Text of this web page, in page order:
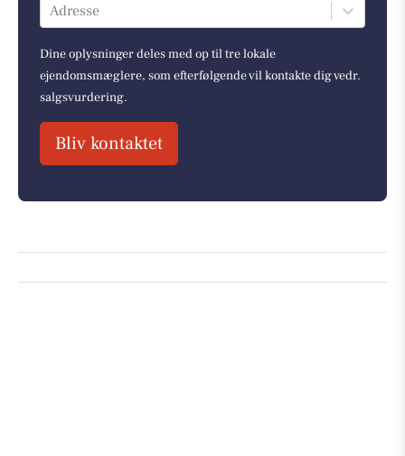
Adresse
Dine oplysninger deles med op til tre lokale
ejendomsmæglere, som efterfølgende vil kontakte dig vedr.
salgsvurdering.
Bliv kontaktet